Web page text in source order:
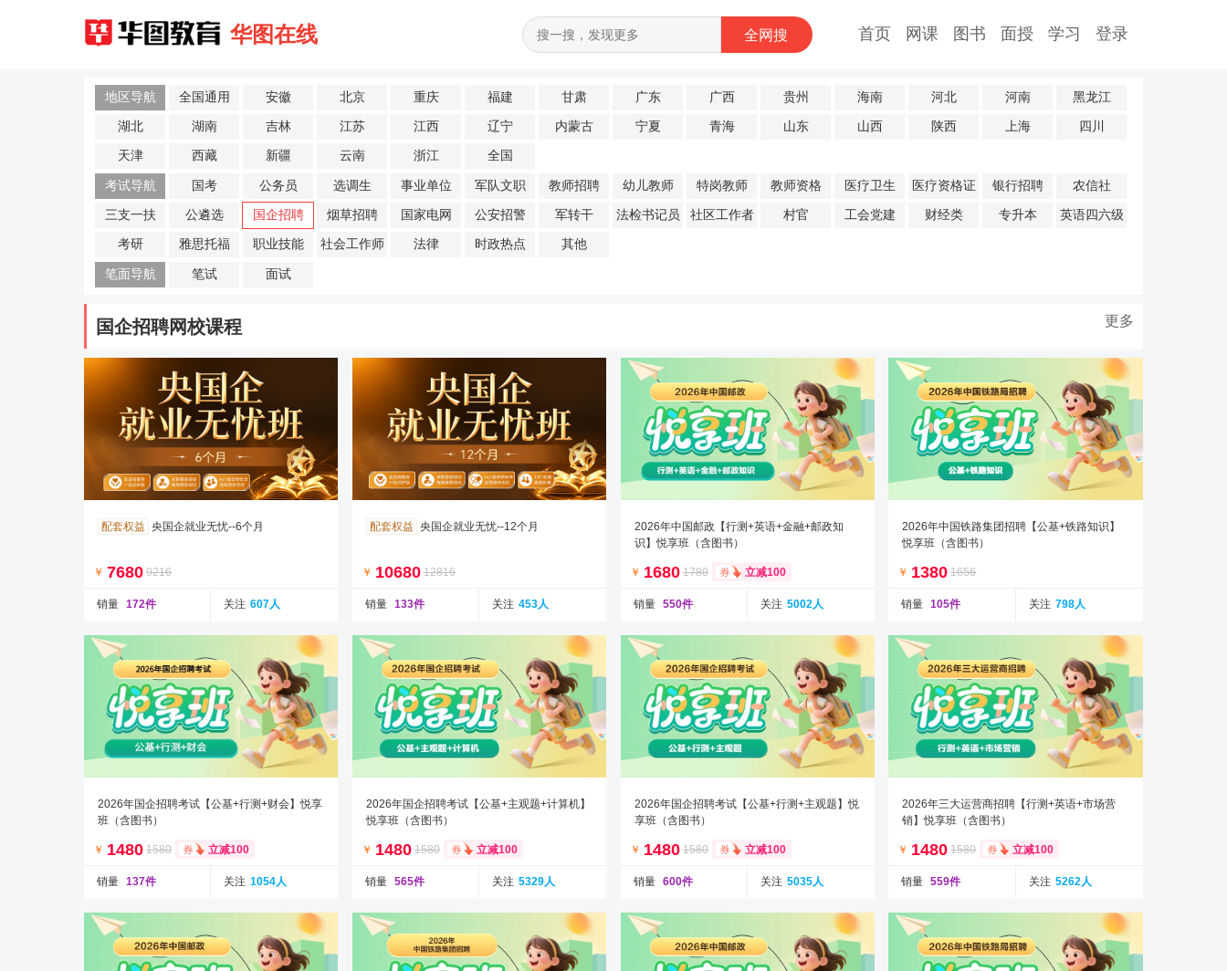
华图在线 首页 网课 图书 面授 学习 登录
地区导航 全国通用 安徽 北京 重庆 福建 甘肃 广东 广西 贵州 海南 河北 河南 黑龙江
湖北 湖南 吉林 江苏 江西 辽宁 内蒙古 宁夏 青海 山东 山西 陕西 上海 四川
天津 西藏 新疆 云南 浙江 全国
考试导航 国考 公务员 选调生 事业单位 军队文职 教师招聘 幼儿教师 特岗教师 教师资格 医疗卫生 医疗资格证 银行招聘 农信社
三支一扶 公遴选 国企招聘 烟草招聘 国家电网 公安招警 军转干 法检书记员 社区工作者 村官 工会党建 财经类 专升本 英语四六级
考研 雅思托福 职业技能 社会工作师 法律 时政热点 其他
笔面导航 笔试 面试
更多
国企招聘网校课程
配套权益 央国企就业无忧--6个月
￥ 7680 9216
销量 172件 关注 607人
配套权益 央国企就业无忧--12个月
￥ 10680 12816
销量 133件 关注 453人
2026年中国邮政【行测+英语+金融+邮政知
识】悦享班（含图书）
￥ 1680 1780 立减100
销量 550件 关注 5002人
2026年中国铁路集团招聘【公基+铁路知识】
悦享班（含图书）
￥ 1380 1656
销量 105件 关注 798人
2026年国企招聘考试【公基+行测+财会】悦享
班（含图书）
￥ 1480 1580 立减100
销量 137件 关注 1054人
2026年国企招聘考试【公基+主观题+计算机】
悦享班（含图书）
￥ 1480 1580 立减100
销量 565件 关注 5329人
2026年国企招聘考试【公基+行测+主观题】悦
享班（含图书）
￥ 1480 1580 立减100
销量 600件 关注 5035人
2026年三大运营商招聘【行测+英语+市场营
销】悦享班（含图书）
￥ 1480 1580 立减100
销量 559件 关注 5262人